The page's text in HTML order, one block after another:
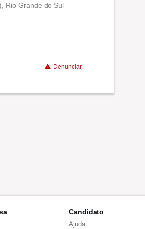
Rio Grande do Sul
Denunciar
Candidato
Ajuda